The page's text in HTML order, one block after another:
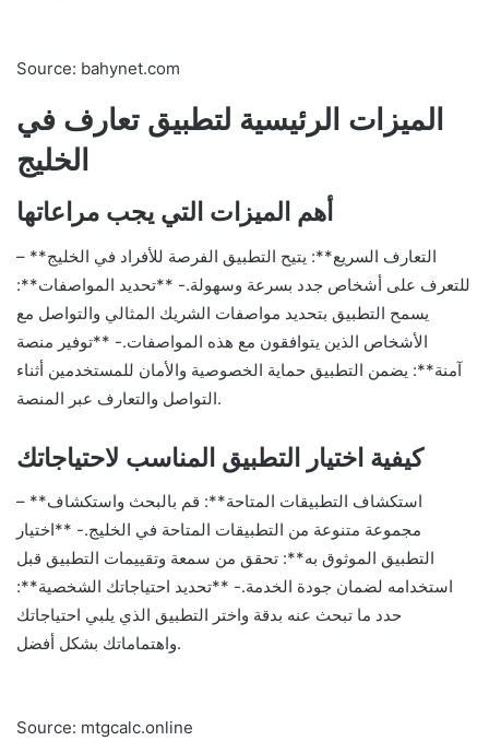
Source: bahynet.com
الميزات الرئيسية لتطبيق تعارف في
الخليج
أهم الميزات التي يجب مراعاتها
– **التعارف السريع**: يتيح التطبيق الفرصة للأفراد في الخليج
للتعرف على أشخاص جدد بسرعة وسهولة.- **تحديد المواصفات**:
يسمح التطبيق بتحديد مواصفات الشريك المثالي والتواصل مع
الأشخاص الذين يتوافقون مع هذه المواصفات.- **توفير منصة
آمنة**: يضمن التطبيق حماية الخصوصية والأمان للمستخدمين أثناء
التواصل والتعارف عبر المنصة.
كيفية اختيار التطبيق المناسب لاحتياجاتك
– **استكشاف التطبيقات المتاحة**: قم بالبحث واستكشاف
مجموعة متنوعة من التطبيقات المتاحة في الخليج.- **اختيار
التطبيق الموثوق به**: تحقق من سمعة وتقييمات التطبيق قبل
استخدامه لضمان جودة الخدمة.- **تحديد احتياجاتك الشخصية**:
حدد ما تبحث عنه بدقة واختر التطبيق الذي يلبي احتياجاتك
واهتماماتك بشكل أفضل.
Source: mtgcalc.online